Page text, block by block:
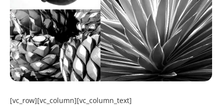
[vc_row][vc_column][vc_column_text]